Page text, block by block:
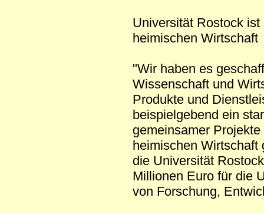
Universität Rostock
heimischen Wirtschaft
"Wir haben es
Wissenschaft und
Produkte und
beispielgebend ein
gemeinsamer
heimischen Wirtschaft
die Universität
Millionen Euro für die
von Forschung,